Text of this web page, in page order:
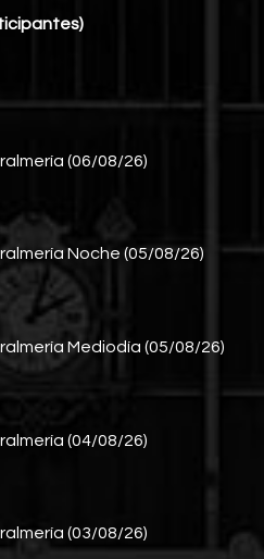
(06/08/26)
Noche (05/08/26)
Mediodía (05/08/26)
(04/08/26)
(03/08/26)